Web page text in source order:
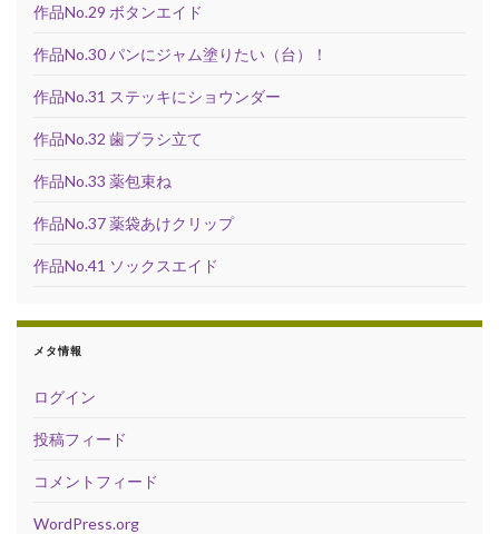
作品No.29 ボタンエイド
作品No.30 パンにジャム塗りたい（台）！
作品No.31 ステッキにショウンダー
作品No.32 歯ブラシ立て
作品No.33 薬包束ね
作品No.37 薬袋あけクリップ
作品No.41 ソックスエイド
メタ情報
ログイン
投稿フィード
コメントフィード
WordPress.org